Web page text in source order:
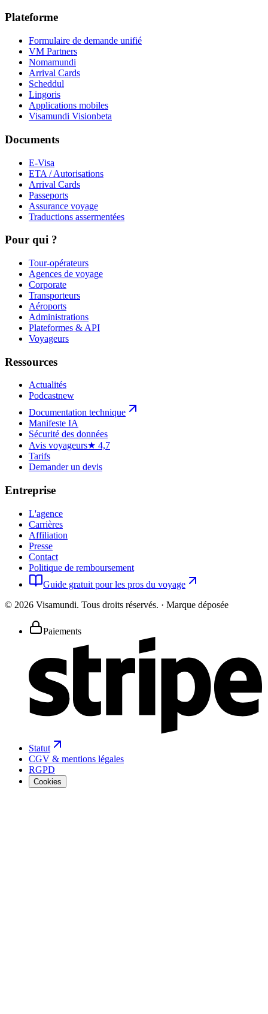
Plateforme
Formulaire de demande unifié
VM Partners
Nomamundi
Arrival Cards
Scheddul
Lingoris
Applications mobiles
Visamundi Visionbeta
Documents
E-Visa
ETA / Autorisations
Arrival Cards
Passeports
Assurance voyage
Traductions assermentées
Pour qui ?
Tour-opérateurs
Agences de voyage
Corporate
Transporteurs
Aéroports
Administrations
Plateformes & API
Voyageurs
Ressources
Actualités
Podcastnew
Documentation technique
Manifeste IA
Sécurité des données
Avis voyageurs★ 4,7
Tarifs
Demander un devis
Entreprise
L'agence
Carrières
Affiliation
Presse
Contact
Politique de remboursement
Guide gratuit pour les pros du voyage
© 2026 Visamundi. Tous droits réservés. · Marque déposée
Paiements
Statut
CGV & mentions légales
RGPD
Cookies